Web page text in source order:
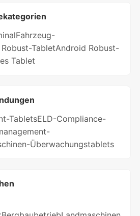
Fahrzeug-
TabletAndroid Robust-
Tablet
TabletsELD-Compliance-
Überwachungstablets